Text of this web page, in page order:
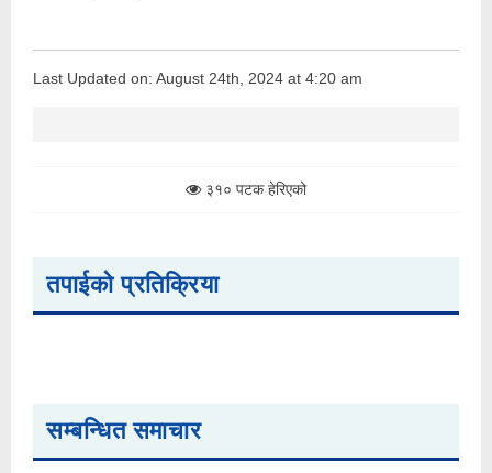
Last Updated on: August 24th, 2024 at 4:20 am
३१० पटक हेरिएको
तपाईको प्रतिक्रिया
सम्बन्धित समाचार